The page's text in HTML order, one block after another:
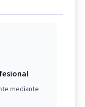
mediante